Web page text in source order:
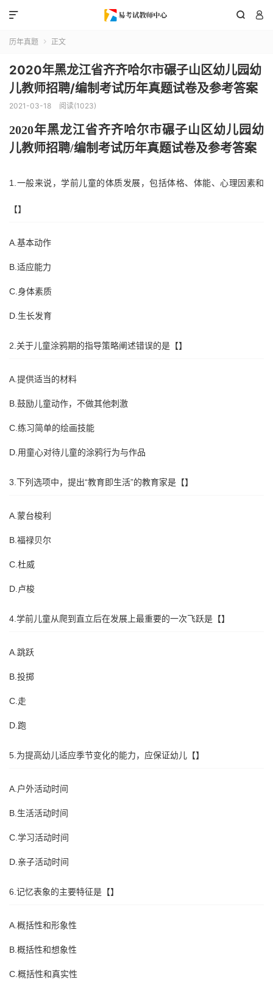
 

历年真题  正文
2020年黑龙江省齐齐哈尔市碾子山区幼儿园幼
儿教师招聘/编制考试历年真题试卷及参考答案
2021-03-18 阅读(1023)
2020年黑龙江省齐齐哈尔市碾子山区幼儿园幼
儿教师招聘/编制考试历年真题试卷及参考答案
1.一般来说，学前儿童的体质发展，包括体格、体能、心理因素和
【】
A.基本动作
B.适应能力
C.身体素质
D.生长发育
2.关于儿童涂鸦期的指导策略阐述错误的是【】
A.提供适当的材料
B.鼓励儿童动作，不做其他刺激
C.练习简单的绘画技能
D.用童心对待儿童的涂鸦行为与作品
3.下列选项中，提出“教育即生活”的教育家是【】
A.蒙台梭利
B.福禄贝尔
C.杜威
D.卢梭
4.学前儿童从爬到直立后在发展上最重要的一次飞跃是【】
A.跳跃
B.投掷
C.走
D.跑
5.为提高幼儿适应季节变化的能力，应保证幼儿【】
A.户外活动时间
B.生活活动时间
C.学习活动时间
D.亲子活动时间
6.记忆表象的主要特征是【】
A.概括性和形象性
B.概括性和想象性
C.概括性和真实性